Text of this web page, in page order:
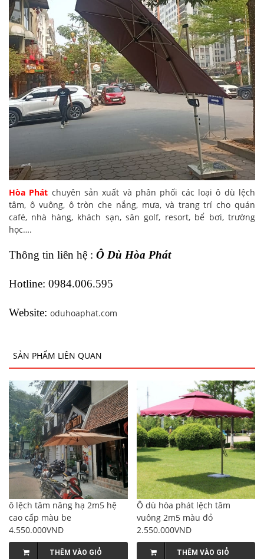
Hòa Phát chuyên sản xuất và phân phối các loạiô dù lệch
tâm, ô vuông, ô tròn che nắng, mưa, và trang trí cho quán
café, nhà hàng, khách sạn, sân golf, resort, bể bơi, trường
học….
Thông tin liên hệ : Ô Dù Hòa Phát
Hotline: 0984.006.595
Website: oduhoaphat.com
SẢN PHẨM LIÊN QUAN
ô lệch tâm nâng hạ 2m5 hệ
cao cấp màu be
4.550.000VND
THÊM VÀO GIỎ
Ô dù hòa phát lệch tâm
vuông 2m5 màu đỏ
2.550.000VND
THÊM VÀO GIỎ